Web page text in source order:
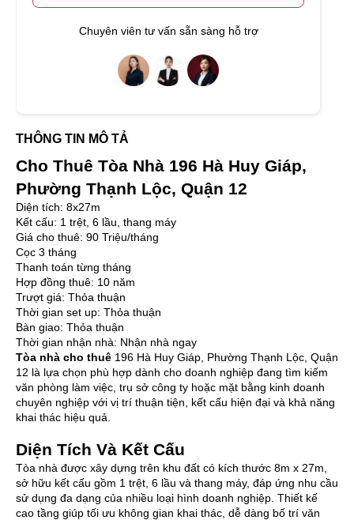
Chuyên viên tư vấn sẵn sàng hỗ trợ
THÔNG TIN MÔ TẢ
Cho Thuê Tòa Nhà 196 Hà Huy Giáp,
Phường Thạnh Lộc, Quận 12
Diện tích: 8x27m
Kết cấu: 1 trệt, 6 lầu, thang máy
Giá cho thuê: 90 Triệu/tháng
Cọc 3 tháng
Thanh toán từng tháng
Hợp đồng thuê: 10 năm
Trượt giá: Thỏa thuận
Thời gian set up: Thỏa thuận
Bàn giao: Thỏa thuận
Thời gian nhận nhà: Nhận nhà ngay
Tòa nhà cho thuê 196 Hà Huy Giáp, Phường Thạnh Lộc, Quận
12 là lựa chọn phù hợp dành cho doanh nghiệp đang tìm kiếm
văn phòng làm việc, trụ sở công ty hoặc mặt bằng kinh doanh
chuyên nghiệp với vị trí thuận tiện, kết cấu hiện đại và khả năng
khai thác hiệu quả.
Diện Tích Và Kết Cấu
Tòa nhà được xây dựng trên khu đất có kích thước 8m x 27m,
sở hữu kết cấu gồm 1 trệt, 6 lầu và thang máy, đáp ứng nhu cầu
sử dụng đa dạng của nhiều loại hình doanh nghiệp. Thiết kế
cao tầng giúp tối ưu không gian khai thác, dễ dàng bố trí văn